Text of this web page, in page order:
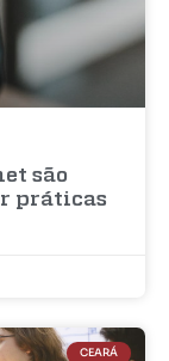
são
práticas
CEARÁ